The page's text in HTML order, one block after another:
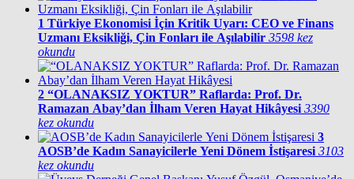
1 Türkiye Ekonomisi İçin Kritik Uyarı: CEO ve Finans
Uzmanı Eksikliği, Çin Fonları ile Aşılabilir 3598 kez
okundu
2 “OLANAKSIZ YOKTUR” Raflarda: Prof. Dr.
Ramazan Abay’dan İlham Veren Hayat Hikâyesi 3390
kez okundu
3
AOSB’de Kadın Sanayicilerle Yeni Dönem İstişaresi 3103
kez okundu